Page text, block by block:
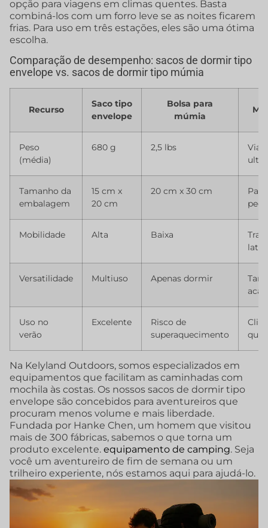
opção para viagens em climas quentes. Basta
combiná-los com um forro leve se as noites ficarem
frias. Para uso em três estações, eles são uma ótima
escolha.
Comparação de desempenho: sacos de dormir tipo
envelope vs. sacos de dormir tipo múmia
Recurso
Saco tipo
envelope
Bolsa para
múmia
Peso
(média)
680 g 2,5 lbs
Tamanho da
embalagem
15 cm x
20 cm
20 cm x 30 cm
Mobilidade Alta Baixa
Versatilidade Multiuso Apenas dormir
Uso no
verão
Excelente
Risco de
superaquecimento
Na Kelyland Outdoors, somos especializados em
equipamentos que facilitam as caminhadas com
mochila às costas. Os nossos sacos de dormir tipo
envelope são concebidos para aventureiros que
procuram menos volume e mais liberdade.
Fundada por Hanke Chen, um homem que visitou
mais de 300 fábricas, sabemos o que torna um
produto excelente. equipamento de camping. Seja
você um aventureiro de fim de semana ou um
trilheiro experiente, nós estamos aqui para ajudá-lo.